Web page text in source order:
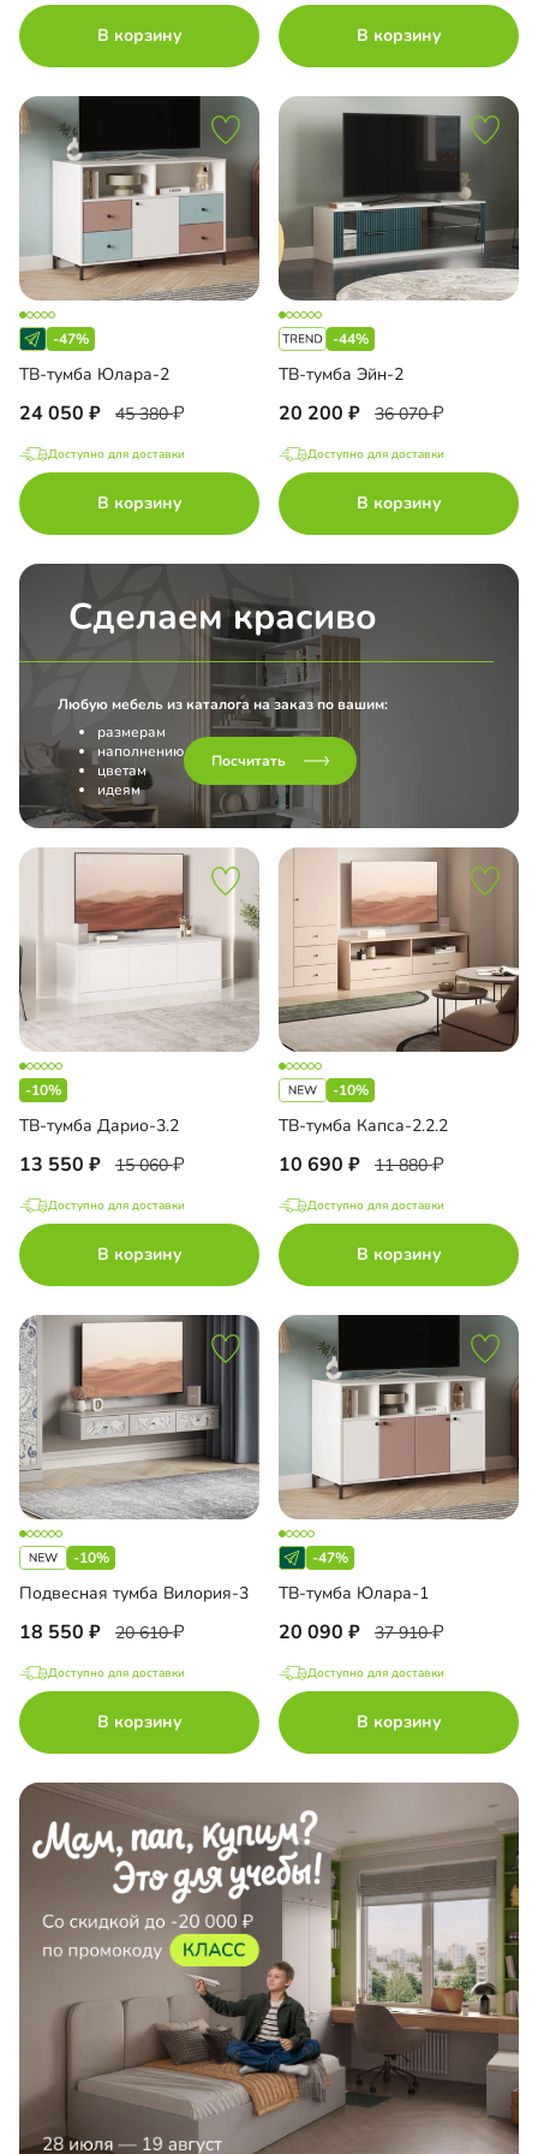
В корзину В корзину
-47%
ТВ-тумба Юлара-2
24 050 45 380
Доступно для доставки
В корзину
-44%
ТВ-тумба Эйн-2
20 200 36 070
Доступно для доставки
В корзину
Сделаем красиво
Любую мебель из каталога на заказ по вашим:
размерам
наполнению
цветам
идеям
Посчитать
-10%
ТВ-тумба Дарио-3.2
13 550 15 060
Доступно для доставки
В корзину
-10%
ТВ-тумба Капса-2.2.2
10 690 11 880
Доступно для доставки
В корзину
-10%
Подвесная тумба Вилория-3
18 550 20 610
Доступно для доставки
В корзину
-47%
ТВ-тумба Юлара-1
20 090 37 910
Доступно для доставки
В корзину